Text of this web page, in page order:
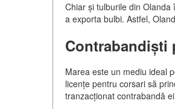
Chiar și tulburile din
a exporta bulbi. Astfel,
Contrabandiști
Marea este un mediu ideal
licențe pentru corsari să
tranzacționat contrabandă